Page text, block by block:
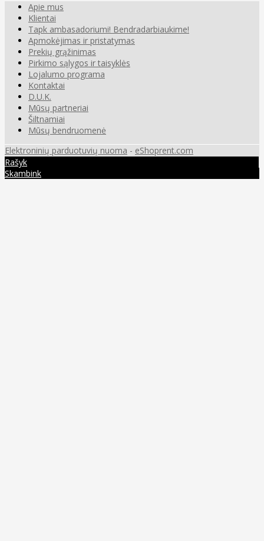
Apie mus
Klientai
Tapk ambasadoriumi! Bendradarbiaukime!
Apmokėjimas ir pristatymas
Prekių grąžinimas
Pirkimo sąlygos ir taisyklės
Lojalumo programa
Kontaktai
D.U.K.
Mūsų partneriai
Šiltnamiai
Mūsų bendruomenė
Elektroninių parduotuvių nuoma - eShoprent.com
Rašyk
Skambink